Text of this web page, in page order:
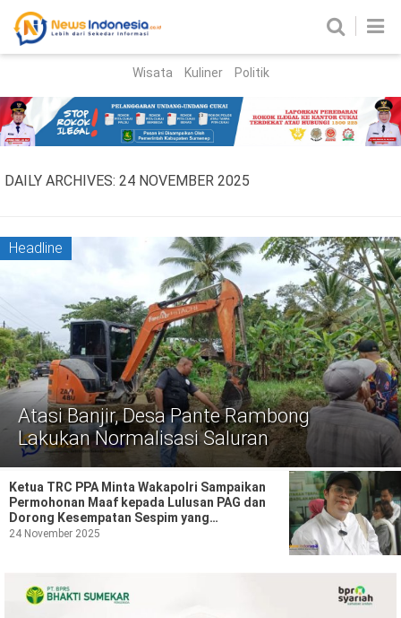
Parlemen
Nasional
Hukum Kriminal
Korupsi
Politik
Gaya Hidup
Kesehatan Kuliner
Otomotif
Ilmiah
Wisata Kuliner Politik
DAILY ARCHIVES: 24 NOVEMBER 2025
Headline
Atasi Banjir, Desa Pante Rambong
Lakukan Normalisasi Saluran
Ketua TRC PPA Minta Wakapolri Sampaikan
Permohonan Maaf kepada Lulusan PAG dan
Dorong Kesempatan Sespim yang
Transparan
24 November 2025